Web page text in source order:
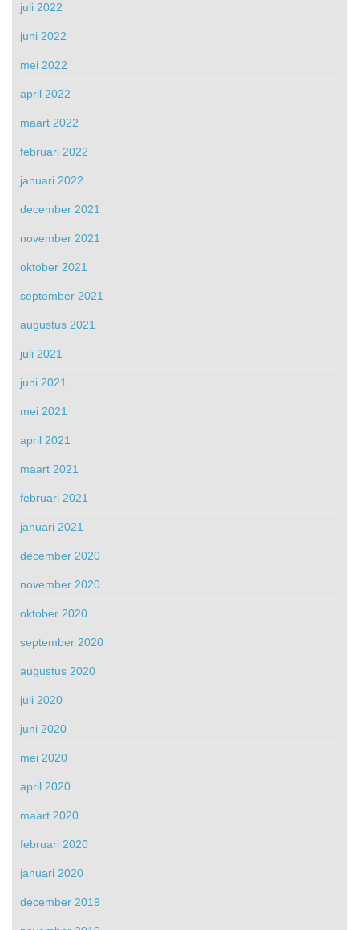
juli 2022
juni 2022
mei 2022
april 2022
maart 2022
februari 2022
januari 2022
december 2021
november 2021
oktober 2021
september 2021
augustus 2021
juli 2021
juni 2021
mei 2021
april 2021
maart 2021
februari 2021
januari 2021
december 2020
november 2020
oktober 2020
september 2020
augustus 2020
juli 2020
juni 2020
mei 2020
april 2020
maart 2020
februari 2020
januari 2020
december 2019